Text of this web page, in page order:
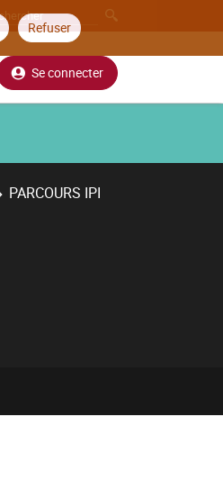
Refuser
Se connecter
PARCOURS IPI